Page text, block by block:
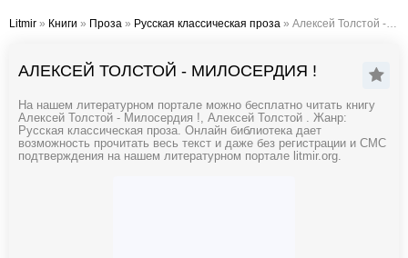
Litmir » Книги » Проза » Русская классическая проза » Алексей Толстой - Милосердия !
АЛЕКСЕЙ ТОЛСТОЙ - МИЛОСЕРДИЯ !
На нашем литературном портале можно бесплатно читать книгу
Алексей Толстой - Милосердия !, Алексей Толстой . Жанр:
Русская классическая проза. Онлайн библиотека дает
возможность прочитать весь текст и даже без регистрации и СМС
подтверждения на нашем литературном портале litmir.org.